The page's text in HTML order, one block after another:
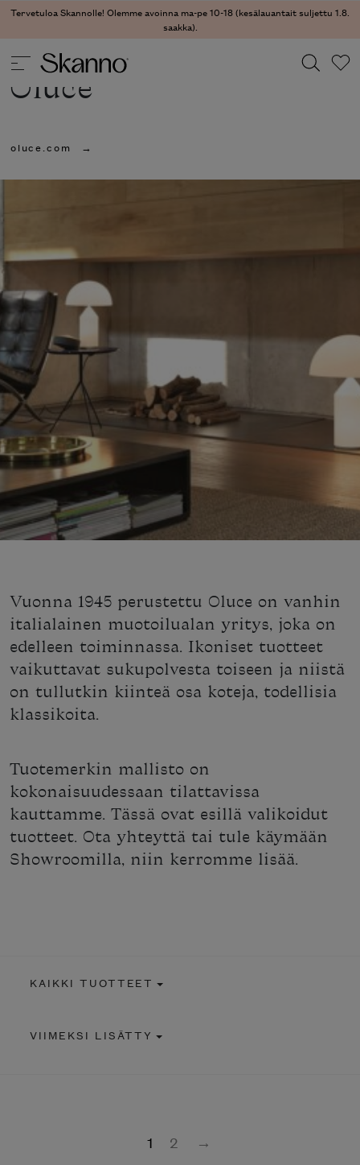
Tervetuloa Skannolle! Olemme avoinna ma-pe 10-18 (kesälauantait suljettu 1.8.
saakka).
Type 2 or more characters for results.
Oluce
oluce.com
Vuonna 1945 perustettu Oluce on vanhin
italialainen muotoilualan yritys, joka on
edelleen toiminnassa. Ikoniset tuotteet
vaikuttavat sukupolvesta toiseen ja niistä
on tullutkin kiinteä osa koteja, todellisia
klassikoita.
Tuotemerkin mallisto on
kokonaisuudessaan tilattavissa
kauttamme. Tässä ovat esillä valikoidut
tuotteet. Ota yhteyttä tai tule käymään
Showroomilla, niin kerromme lisää.
KAIKKI TUOTTEET
VIIMEKSI LISÄTTY
1 2 →